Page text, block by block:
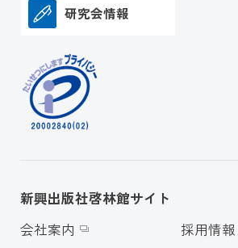
研究会情報
新興出版社啓林館サイト
会社案内
採用情報